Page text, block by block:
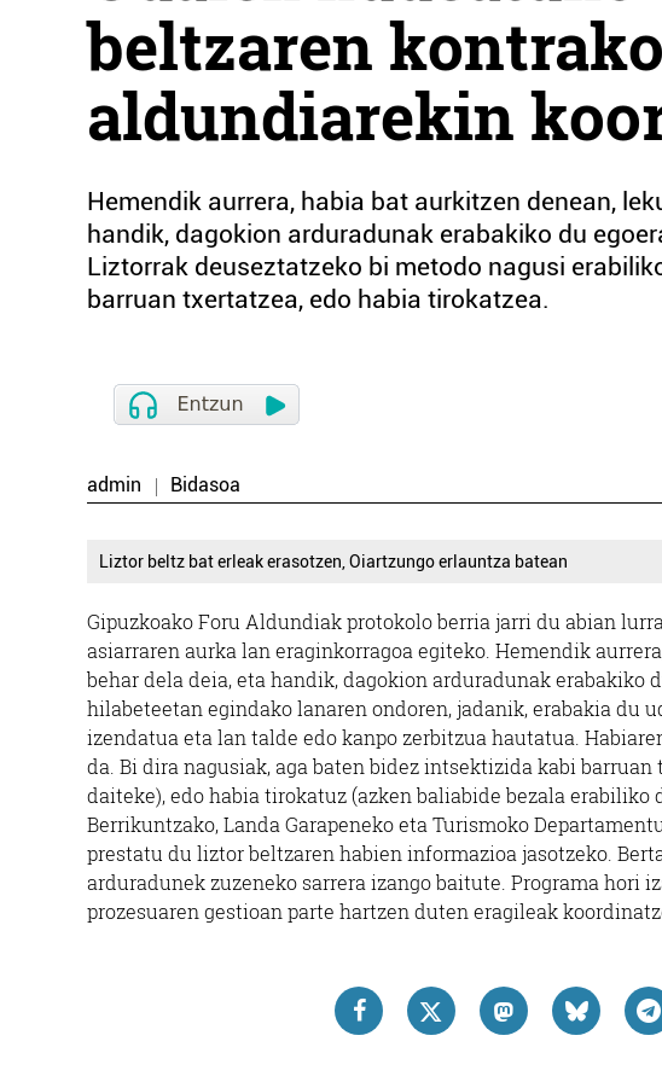
beltzaren
aldundiarekin
Hemendik aurrera, habia bat aurkitzen denean,
handik, dagokion arduradunak erabakiko du
Liztorrak deuseztatzeko bi metodo nagusi
barruan txertatzea, edo habia tirokatzea.
admin Bidasoa
Liztor beltz bat erleak erasotzen, Oiartzungo erlauntza batean
Gipuzkoako Foru Aldundiak protokolo berria jarri du abian
asiarraren aurka lan eraginkorragoa egiteko. Hemendik
behar dela deia, eta handik, dagokion arduradunak erabakiko
hilabeteetan egindako lanaren ondoren, jadanik, erabakia du
izendatua eta lan talde edo kanpo zerbitzua hautatua.
da. Bi dira nagusiak, aga baten bidez intsektizida kabi
daiteke), edo habia tirokatuz (azken baliabide bezala erabiliko
Berrikuntzako, Landa Garapeneko eta Turismoko
prestatu du liztor beltzaren habien informazioa jasotzeko.
arduradunek zuzeneko sarrera izango baitute. Programa hori
prozesuaren gestioan parte hartzen duten eragileak